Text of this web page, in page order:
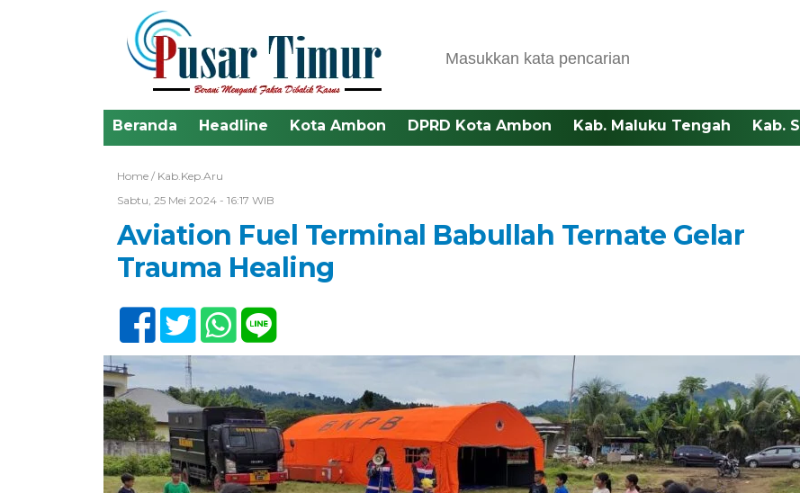
Beranda Headline Kota Ambon DPRD Kota Ambon Kab. Maluku Tengah Kab.
Home / Kab.Kep.Aru
Sabtu, 25 Mei 2024 - 16:17 WIB
Aviation Fuel Terminal Babullah Ternate Gelar
Trauma Healing